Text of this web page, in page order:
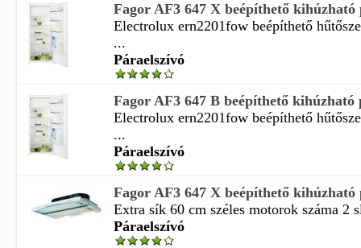
Fagor AF3 647 X beépíthető kihúzható
Electrolux ern2201fow beépíthető
...
Páraelszívó
Fagor AF3 647 B beépíthető kihúzható
Electrolux ern2201fow beépíthető
...
Páraelszívó
Fagor AF3 647 X beépíthető kihúzható
Extra sík 60 cm széles motorok száma 2
Páraelszívó